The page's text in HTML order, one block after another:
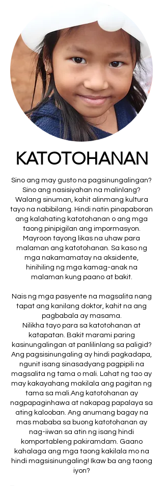
KATOTOHANAN
Sino ang may gusto na pagsinungalingan?
Sino ang nasisiyahan na malinlang?
Walang sinuman, kahit alinmang kultura
tayo na nabibilang. Hindi natin pinapaboran
ang kalahating katotohanan o ang mga
taong pinipigilan ang impormasyon.
Mayroon tayong likas na uhaw para
malaman ang katotohanan. Sa kaso ng
mga nakamamatay na aksidente,
hinihiling ng mga kamag-anak na
malaman kung paano at bakit.
Nais ng mga pasyente na magsalita nang
tapat ang kanilang doktor, kahit na ang
pagbabala ay masama.
Nilikha tayo para sa katotohanan at
katapatan. Bakit marami paring
kasinungalingan at panlilinlang sa paligid?
Ang pagsisinungaling ay hindi pagkadapa,
ngunit isang sinasadyang pagpipili na
magsalita ng tama o mali. Lahat ng tao ay
may kakayahang makilala ang pagitan ng
tama sa mali.Ang katotohanan ay
nagpapaginhawa at nakapag papalaya sa
ating kalooban. Ang anumang bagay na
mas mababa sa buong katotohanan ay
nag-iiwan sa atin ng isang hindi
komportableng pakiramdam. Gaano
kahalaga ang mga taong kakilala mo na
hindi magsisinungaling! Ikaw ba ang taong
iyon?